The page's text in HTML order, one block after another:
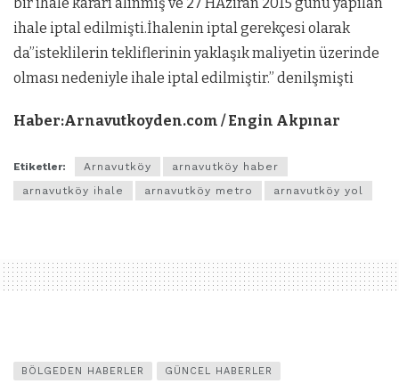
ihale iptal edilmişti.İhalenin iptal gerekçesi olarak
da”isteklilerin tekliflerinin yaklaşık maliyetin üzerinde
olması nedeniyle ihale iptal edilmiştir.” denilşmişti
Haber:Arnavutkoyden.com / Engin Akpınar
Etiketler: Arnavutköy
arnavutköy haber
arnavutköy ihale
arnavutköy metro arnavutköy yol
BÖLGEDEN HABERLER GÜNCEL HABERLER